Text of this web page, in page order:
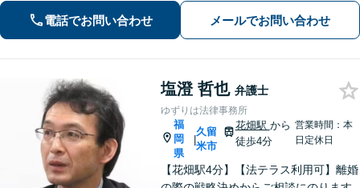
り聞くことが大事だと考えています。
【明瞭でリーズナブルな料金体制】
電話でお問い合わせ メールでお問い合わせ
塩澄 哲也 弁護士
ゆずりは法律事務所
福
岡
県
|
久留
米市
花畑駅 から
徒歩4分
営業時間：本
日定休日
【花畑駅4分】【法テラス利用可】離婚